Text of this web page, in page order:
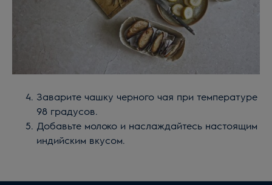
Заварите чашку черного чая при температуре
98 градусов.
Добавьте молоко и наслаждайтесь настоящим
индийским вкусом.